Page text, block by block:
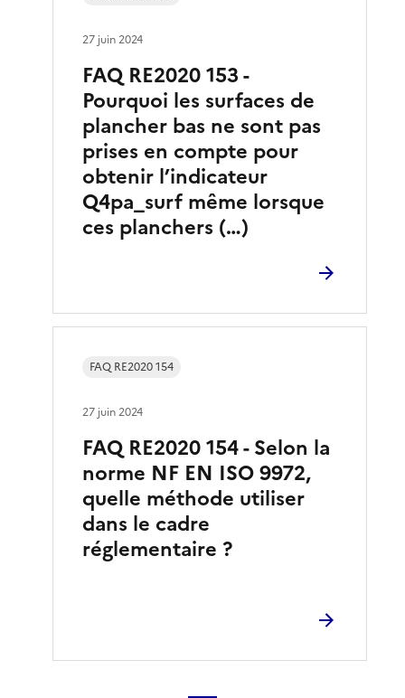
FAQ RE2020 153 -
Pourquoi les surfaces de
plancher bas ne sont pas
prises en compte pour
obtenir l’indicateur
Q4pa_surf même lorsque
ces planchers (…)
27 juin 2024
FAQ RE2020 154 - Selon la
norme NF EN ISO 9972,
quelle méthode utiliser
dans le cadre
réglementaire ?
FAQ RE2020 154
27 juin 2024